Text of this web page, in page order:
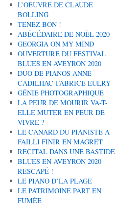
L’OEUVRE DE CLAUDE
BOLLING
TENEZ BON !
ABÉCÉDAIRE DE NOËL 2020
GEORGIA ON MY MIND
OUVERTURE DU FESTIVAL
BLUES EN AVEYRON 2020
DUO DE PIANOS ANNE
CADILHAC-FABRICE EULRY
GÉNIE PHOTOGRAPHIQUE
LA PEUR DE MOURIR VA-T-
ELLE MUTER EN PEUR DE
VIVRE ?
LE CANARD DU PIANISTE A
FAILLI FINIR EN MAGRET
RECITAL DANS UNE BASTIDE
BLUES EN AVEYRON 2020
RESCAPÉ !
LE PIANO D’LA PLAGE
LE PATRIMOINE PART EN
FUMÉE